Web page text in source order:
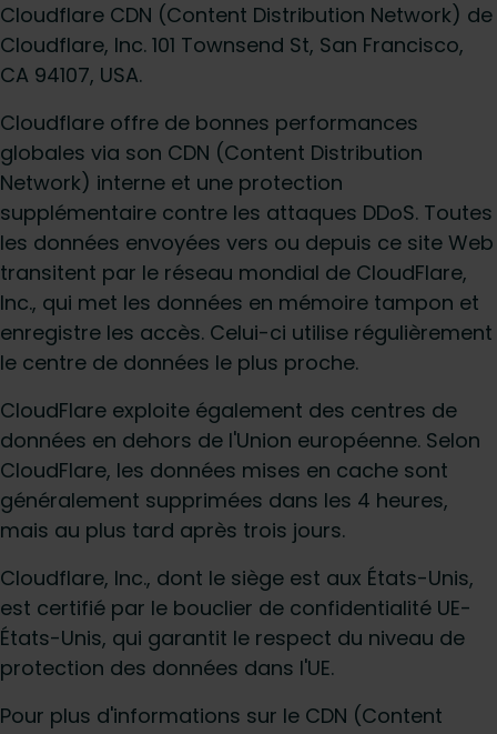
Cloudflare CDN (Content Distribution Network) de
Cloudflare, Inc. 101 Townsend St, San Francisco,
CA 94107, USA.
Cloudflare offre de bonnes performances
globales via son CDN (Content Distribution
Network) interne et une protection
supplémentaire contre les attaques DDoS. Toutes
les données envoyées vers ou depuis ce site Web
transitent par le réseau mondial de CloudFlare,
Inc., qui met les données en mémoire tampon et
enregistre les accès. Celui-ci utilise régulièrement
le centre de données le plus proche.
CloudFlare exploite également des centres de
données en dehors de l'Union européenne. Selon
CloudFlare, les données mises en cache sont
généralement supprimées dans les 4 heures,
mais au plus tard après trois jours.
Cloudflare, Inc., dont le siège est aux États-Unis,
est certifié par le bouclier de confidentialité UE-
États-Unis, qui garantit le respect du niveau de
protection des données dans l'UE.
Pour plus d'informations sur le CDN (Content